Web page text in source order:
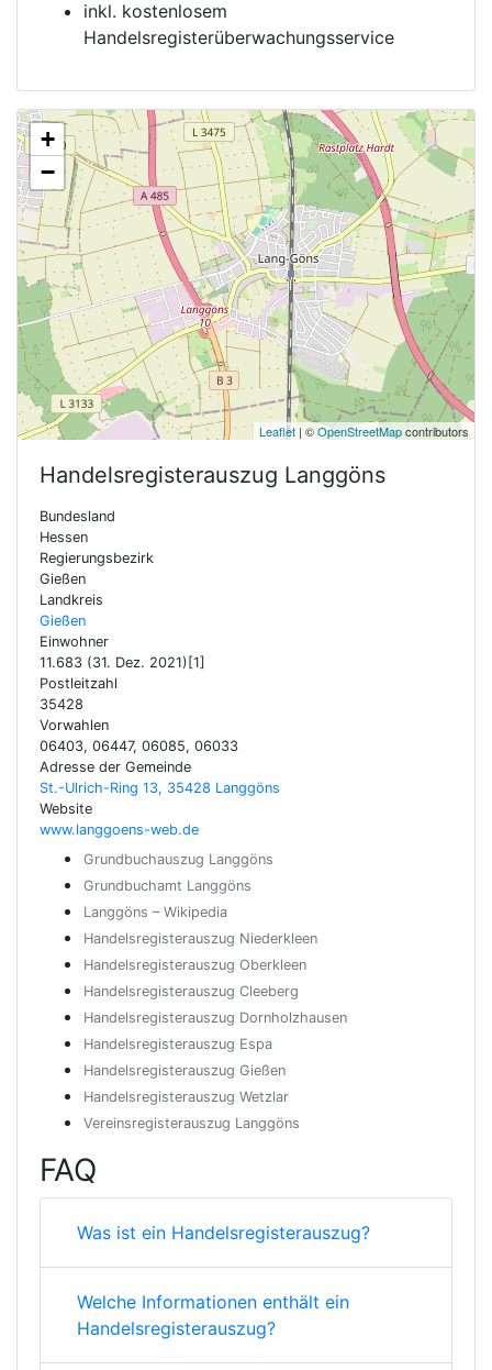
inkl. kostenlosem
Handelsregisterüberwachungsservice
+
−
Leaflet | ©OpenStreetMapcontributors
Handelsregisterauszug Langgöns
Bundesland
Hessen
Regierungsbezirk
Gießen
Landkreis
Gießen
Einwohner
11.683 (31. Dez. 2021)[1]
Postleitzahl
35428
Vorwahlen
06403, 06447, 06085, 06033
Adresse der Gemeinde
St.-Ulrich-Ring 13, 35428 Langgöns
Website
www.langgoens-web.de
Grundbuchauszug Langgöns
Grundbuchamt Langgöns
Langgöns – Wikipedia
Handelsregisterauszug Niederkleen
Handelsregisterauszug Oberkleen
Handelsregisterauszug Cleeberg
Handelsregisterauszug Dornholzhausen
Handelsregisterauszug Espa
Handelsregisterauszug Gießen
Handelsregisterauszug Wetzlar
Vereinsregisterauszug Langgöns
FAQ
Was ist ein Handelsregisterauszug?
Welche Informationen enthält ein
Handelsregisterauszug?